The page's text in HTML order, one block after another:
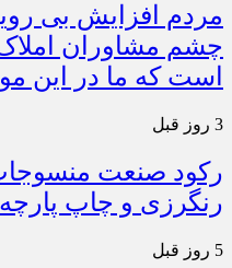
مردم افزایش بی
چشم مشاوران املاک
است که ما در این
3 روز قبل
رکود صنعت
رنگرزی و چاپ
5 روز قبل